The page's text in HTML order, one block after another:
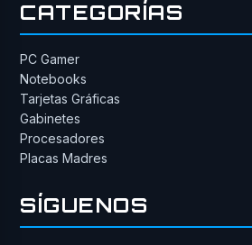
CATEGORÍAS
PC Gamer
Notebooks
Tarjetas Gráficas
Gabinetes
Procesadores
Placas Madres
SÍGUENOS